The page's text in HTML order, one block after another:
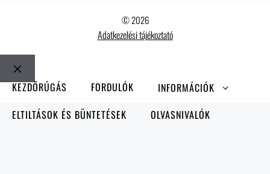
© 2026
Adatkezelési tájékoztató
Bezár
KEZDŐRÚGÁS FORDULÓK
INFORMÁCIÓK
ELTILTÁSOK ÉS BÜNTETÉSEK
OLVASNIVALÓK